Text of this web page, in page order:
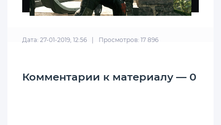
Дата: 27-01-2019, 12:56 | Просмотров: 17 896
Комментарии к материалу — 0